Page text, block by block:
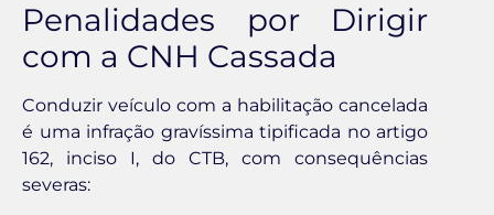
Penalidades por Dirigir
com a CNH Cassada
Conduzir veículo com a habilitação cancelada
é uma infração gravíssima tipificada no artigo
162, inciso I, do CTB, com consequências
severas: